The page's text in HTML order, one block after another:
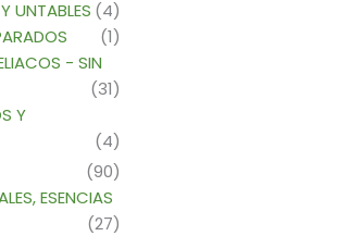
UNTABLES (4)
(1)
- SIN
(31)
Y
(4)
(90)
ESENCIAS
(27)